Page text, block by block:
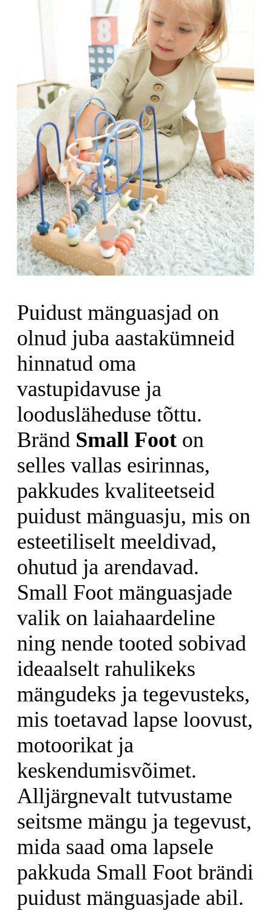
Puidust mänguasjad on
olnud juba aastakümneid
hinnatud oma
vastupidavuse ja
loodusläheduse tõttu.
Bränd Small Foot on
selles vallas esirinnas,
pakkudes kvaliteetseid
puidust mänguasju, mis on
esteetiliselt meeldivad,
ohutud ja arendavad.
Small Foot mänguasjade
valik on laiahaardeline
ning nende tooted sobivad
ideaalselt rahulikeks
mängudeks ja tegevusteks,
mis toetavad lapse loovust,
motoorikat ja
keskendumisvõimet.
Alljärgnevalt tutvustame
seitsme mängu ja tegevust,
mida saad oma lapsele
pakkuda Small Foot brändi
puidust mänguasjade abil.